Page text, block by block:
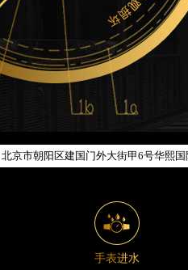
2026年7月腕表时光中国区售后服务网络
2026年7月腕表时光全国官方售后客户服
腕表时光官方全国统一服务热线400-
2026年7月腕表时光售后服务中心最新网
北京市东城区东长安街1号东方广场写
北京市朝阳区建国门外大街甲6号华熙
天津市和平区赤峰道136号天津国际金
上海市黄浦区南京东路299号宏伊国际
南京市秦淮区中山南路1号（新街口）
常州市新北区龙锦路1590号现代传媒中
手表进水